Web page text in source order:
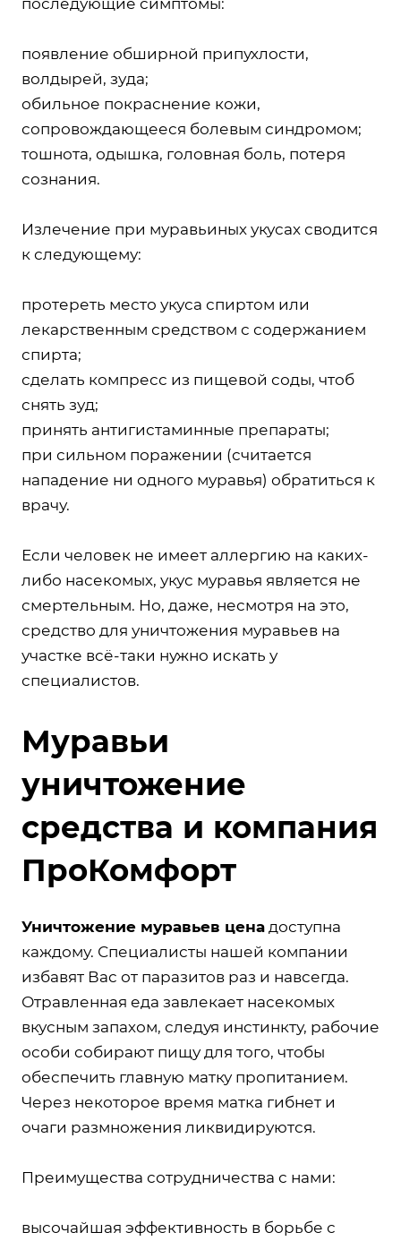
появление обширной припухлости,
волдырей, зуда;
обильное покраснение кожи,
сопровождающееся болевым синдромом;
тошнота, одышка, головная боль, потеря
сознания.
Излечение при муравьиных укусах сводится
к следующему:
протереть место укуса спиртом или
лекарственным средством с содержанием
спирта;
сделать компресс из пищевой соды, чтоб
снять зуд;
принять антигистаминные препараты;
при сильном поражении (считается
нападение ни одного муравья) обратиться к
врачу.
Если человек не имеет аллергию на каких-
либо насекомых, укус муравья является не
смертельным. Но, даже, несмотря на это,
средство для уничтожения муравьев на
участке всё-таки нужно искать у
специалистов.
Муравьи
уничтожение
средства и компания
ПроКомфорт
Уничтожение муравьев цена доступна
каждому. Специалисты нашей компании
избавят Вас от паразитов раз и навсегда.
Отравленная еда завлекает насекомых
вкусным запахом, следуя инстинкту, рабочие
особи собирают пищу для того, чтобы
обеспечить главную матку пропитанием.
Через некоторое время матка гибнет и
очаги размножения ликвидируются.
Преимущества сотрудничества с нами:
высочайшая эффективность в борьбе с